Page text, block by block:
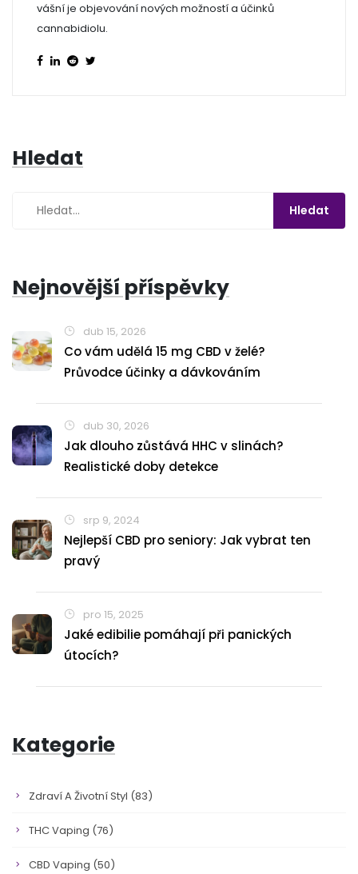
vášní je objevování nových možností a účinků
cannabidiolu.
Hledat
Nejnovější příspěvky
dub 15, 2026
Co vám udělá 15 mg CBD v želé?
Průvodce účinky a dávkováním
dub 30, 2026
Jak dlouho zůstává HHC v slinách?
Realistické doby detekce
srp 9, 2024
Nejlepší CBD pro seniory: Jak vybrat ten
pravý
pro 15, 2025
Jaké edibilie pomáhají při panických
útocích?
Kategorie
Zdraví A Životní Styl (83)
THC Vaping (76)
CBD Vaping (50)